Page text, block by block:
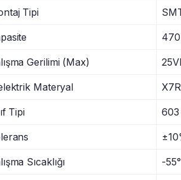
Tipi
Gerilimi (Max)
Materyal X7R
Tipi 603
Sıcaklığı -